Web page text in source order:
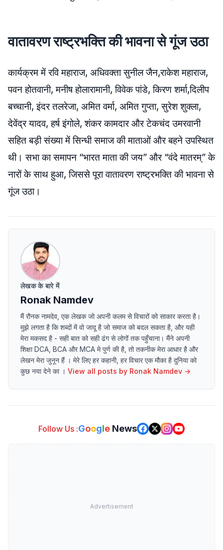
वातावरण राष्ट्रभक्ति की भावना से गूंज उठा
कार्यक्रम में रवि महाराज, अधिवक्ता सुनील जैन,राकेश महाराज,
पवन होतवानी, मनीष होलारामानी, विवेक पांडे, किरण शर्मा,दिलीप
बच्चानी, इंदर तलरेजा, अमित वर्मा, अमित गुप्ता, सुरेश शुक्ला,
देवेंद्र यादव, हर्ष इंगोले, शंकर कामदार और टेकचंद उमरवानी
सहित बड़ी संख्या में सिन्धी समाज की माताओं और बहने उपस्थित
थी। सभा का समापन “भारत माता की जय” और “वंदे मातरम्” के
नारों के साथ हुआ, जिससे पूरा वातावरण राष्ट्रभक्ति की भावना से
गूंज उठा।
लेखक के बारे में
Ronak Namdev
मैं रौनक नामदेव, एक लेखक जो अपनी कलम से विचारों को साकार करता है।
मुझे लगता है कि शब्दों में वो जादू है जो समाज को बदल सकता है, और यही
मेरा मकसद है - सही बात को सही ढंग से लोगों तक पहुँचाना। मैंने अपनी
शिक्षा DCA, BCA और MCA मे पुर्ण की है, तो तकनीक मेरा आधार है और
लेखन मेरा जुनून हैं । मेरे लिए हर कहानी, हर विचार एक मौका है दुनिया को
कुछ नया देने का । View all posts by Ronak Namdev →
Follow Us :Google News
Advertisement